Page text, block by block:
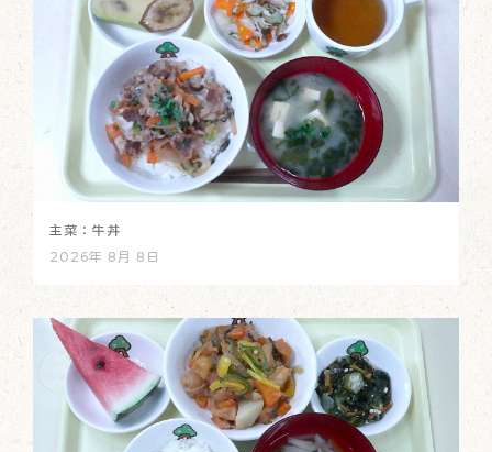
主菜：牛丼
2026年 8月 8日